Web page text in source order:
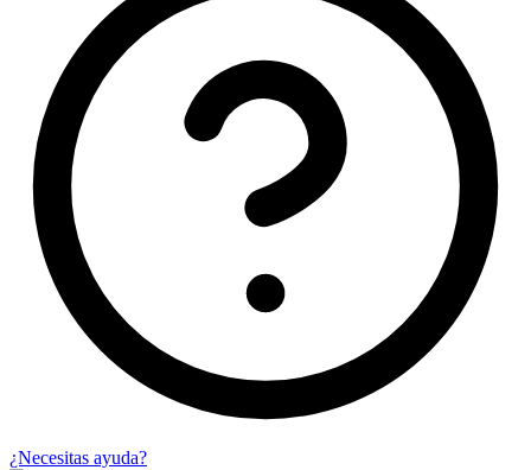
¿Necesitas ayuda?